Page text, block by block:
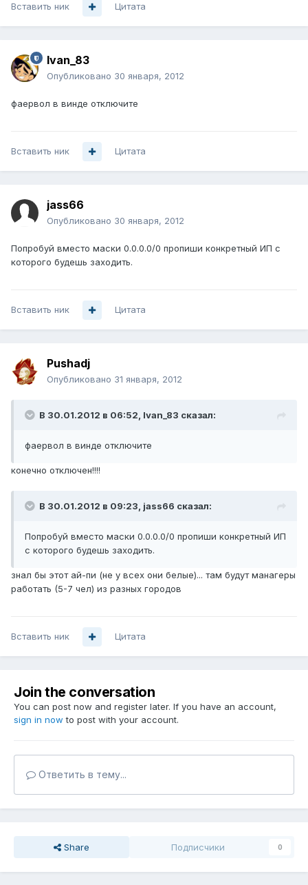
Вставить ник Цитата
Ivan_83
Опубликовано 30 января, 2012
фаервол в винде отключите
Вставить ник Цитата
jass66
Опубликовано 30 января, 2012
Попробуй вместо маски 0.0.0.0/0 пропиши конкретный ИП с
которого будешь заходить.
Вставить ник Цитата
Pushadj
Опубликовано 31 января, 2012
В 30.01.2012 в 06:52, Ivan_83 сказал:
фаервол в винде отключите
конечно отключен!!!!
В 30.01.2012 в 09:23, jass66 сказал:
Попробуй вместо маски 0.0.0.0/0 пропиши конкретный ИП
с которого будешь заходить.
знал бы этот ай-пи (не у всех они белые)... там будут манагеры
работать (5-7 чел) из разных городов
Вставить ник Цитата
Join the conversation
You can post now and register later. If you have an account,
sign in now to post with your account.
Ответить в тему...
Share Подписчики 0